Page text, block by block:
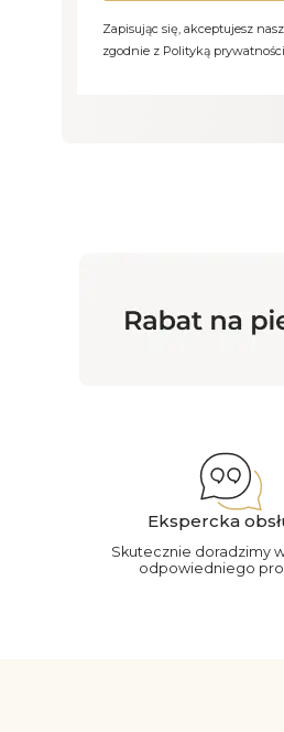
Zapisując się, akceptujesz
zgodnie z Polityką
Ekspercka
Skutecznie doradzimy
odpowiedniego